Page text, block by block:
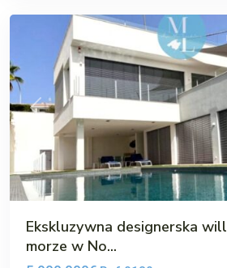
Poprzedni
Ekskluzywna designerska
morze w No...